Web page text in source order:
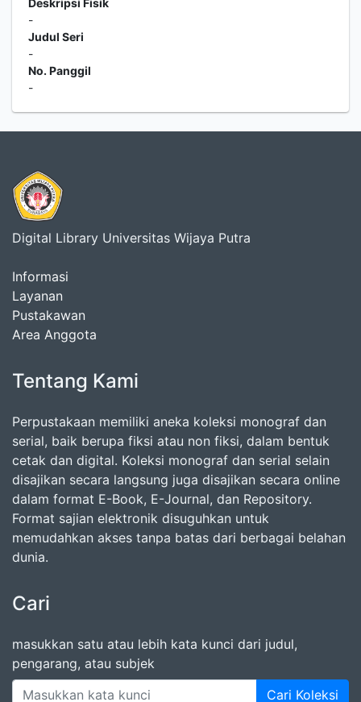
Deskripsi Fisik
-
Judul Seri
-
No. Panggil
-
Digital Library Universitas Wijaya Putra
Informasi
Layanan
Pustakawan
Area Anggota
Tentang Kami
Perpustakaan memiliki aneka koleksi monograf dan
serial, baik berupa fiksi atau non fiksi, dalam bentuk
cetak dan digital. Koleksi monograf dan serial selain
disajikan secara langsung juga disajikan secara online
dalam format E-Book, E-Journal, dan Repository.
Format sajian elektronik disuguhkan untuk
memudahkan akses tanpa batas dari berbagai belahan
dunia.
Cari
masukkan satu atau lebih kata kunci dari judul,
pengarang, atau subjek
Cari Koleksi